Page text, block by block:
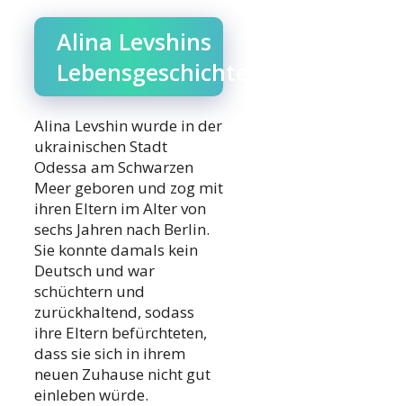
Alina Levshins
Lebensgeschichte
Alina Levshin wurde in der
ukrainischen Stadt
Odessa am Schwarzen
Meer geboren und zog mit
ihren Eltern im Alter von
sechs Jahren nach Berlin.
Sie konnte damals kein
Deutsch und war
schüchtern und
zurückhaltend, sodass
ihre Eltern befürchteten,
dass sie sich in ihrem
neuen Zuhause nicht gut
einleben würde.